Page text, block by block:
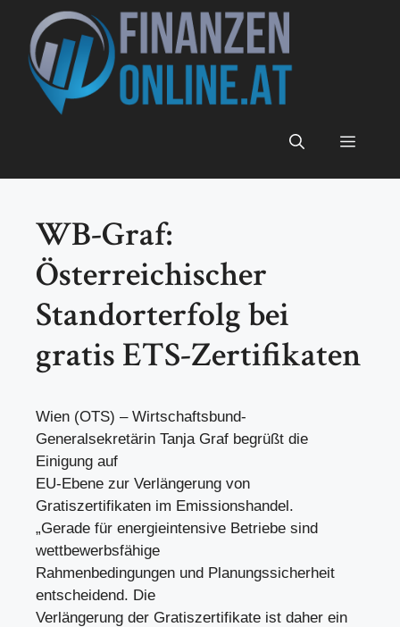
Inhalt
springen
Menü
WB-Graf:
Österreichischer
Standorterfolg bei
gratis ETS-Zertifikaten
Wien (OTS) – Wirtschaftsbund-
Generalsekretärin Tanja Graf begrüßt die
Einigung auf
EU-Ebene zur Verlängerung von
Gratiszertifikaten im Emissionshandel.
„Gerade für energieintensive Betriebe sind
wettbewerbsfähige
Rahmenbedingungen und Planungssicherheit
entscheidend. Die
Verlängerung der Gratiszertifikate ist daher ein